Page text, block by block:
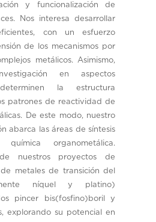
y funcionalización de
Nos interesa desarrollar
con un esfuerzo
de los mecanismos por
metálicos. Asimismo,
en aspectos
la estructura
patrones de reactividad de
De este modo, nuestro
abarca las áreas de síntesis
organometálica.
nuestros proyectos de
metales de transición del
níquel y platino)
pincer bis(fosfino)boril y
explorando su potencial en